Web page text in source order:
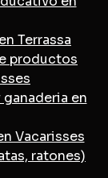
Terrassa
productos
en
Vacarisses
ratones)